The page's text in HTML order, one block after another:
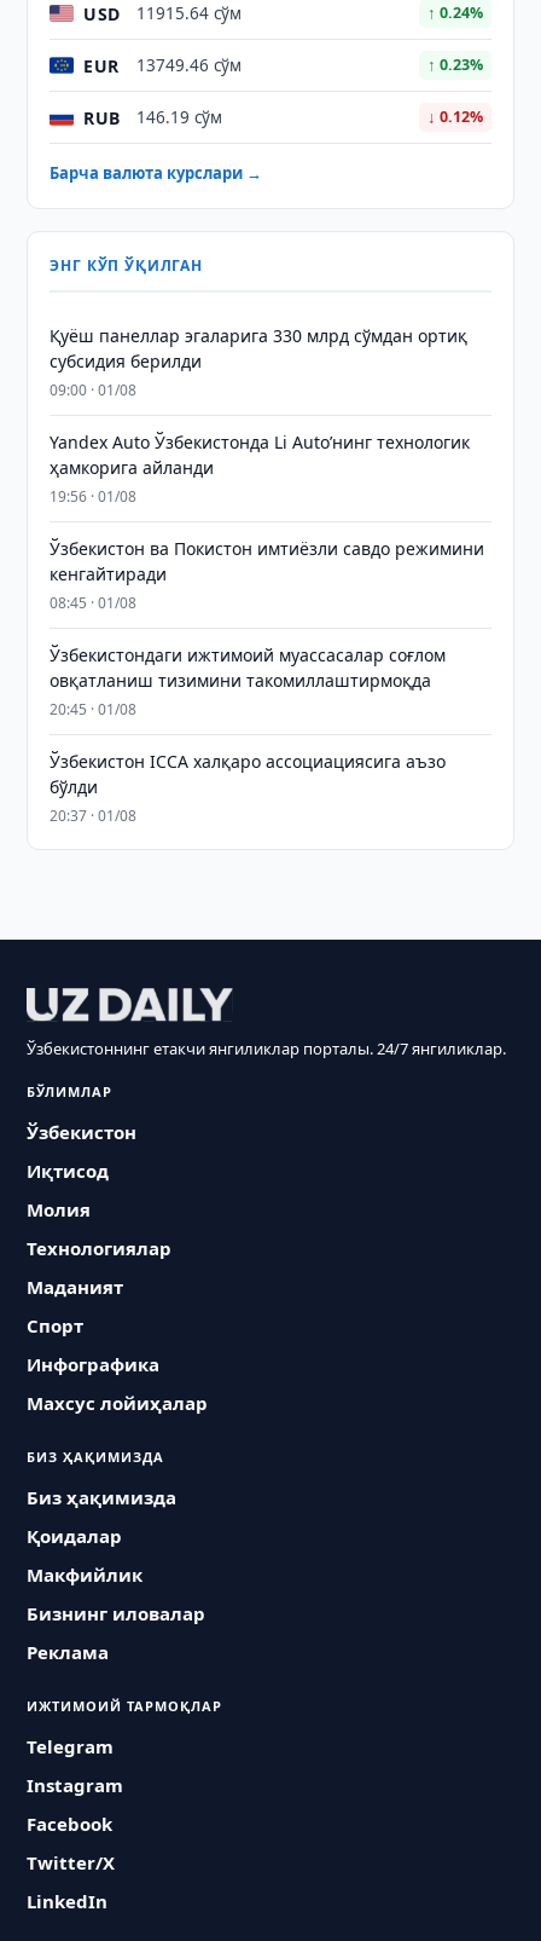
USD 11915.64 сўм ↑ 0.24%
EUR 13749.46 сўм ↑ 0.23%
RUB 146.19 сўм ↓ 0.12%
Барча валюта курслари →
ЭНГ КЎП ЎҚИЛГАН
Қуёш панеллар эгаларига 330 млрд сўмдан ортиқ
субсидия берилди
09:00 · 01/08
Yandex Auto Ўзбекистонда Li Auto’нинг технологик
ҳамкорига айланди
19:56 · 01/08
Ўзбекистон ва Покистон имтиёзли савдо режимини
кенгайтиради
08:45 · 01/08
Ўзбекистондаги ижтимоий муассасалар соғлом
овқатланиш тизимини такомиллаштирмоқда
20:45 · 01/08
Ўзбекистон ICCA халқаро ассоциациясига аъзо
бўлди
20:37 · 01/08
Ўзбекистоннинг етакчи янгиликлар порталы. 24/7 янгиликлар.
БЎЛИМЛАР
Ўзбекистон
Иқтисод
Молия
Технологиялар
Маданият
Спорт
Инфографика
Махсус лойиҳалар
БИЗ ҲАҚИМИЗДА
Биз ҳақимизда
Қоидалар
Макфийлик
Бизнинг иловалар
Реклама
ИЖТИМОИЙ ТАРМОҚЛАР
Telegram
Instagram
Facebook
Twitter/X
LinkedIn